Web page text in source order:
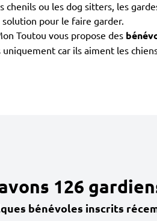
chenils ou les dog sitters, les
pour le faire garder.
Toutou vous propose des
car ils aiment les
126
bénévoles inscrits